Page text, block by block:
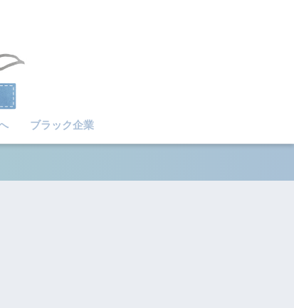
ブラック企業